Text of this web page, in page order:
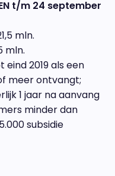
t/m 24 september
mln.
mln.
2019 als een
meer ontvangt;
aanvang
minder dan